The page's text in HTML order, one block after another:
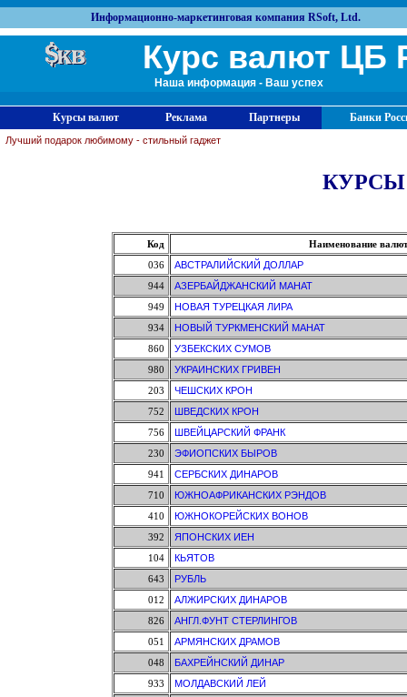
Информационно-маркетинговая компания RSoft, Ltd.
Курс валют ЦБ
Наша информация - Ваш успех
Курсы валют Реклама Партнеры Банки
Лучший подарок любимому - стильный гаджет
Код
Наименование
036
АВСТРАЛИЙСКИЙ ДОЛЛАР
944
АЗЕРБАЙДЖАНСКИЙ МАНАТ
949
НОВАЯ ТУРЕЦКАЯ ЛИРА
934
НОВЫЙ ТУРКМЕНСКИЙ МАНАТ
860
УЗБЕКСКИХ СУМОВ
980
УКРАИНСКИХ ГРИВЕН
203
ЧЕШСКИХ КРОН
752
ШВЕДСКИХ КРОН
756
ШВЕЙЦАРСКИЙ ФРАНК
230
ЭФИОПСКИХ БЫРОВ
941
СЕРБСКИХ ДИНАРОВ
710
ЮЖНОАФРИКАНСКИХ РЭНДОВ
410
ЮЖНОКОРЕЙСКИХ ВОНОВ
392
ЯПОНСКИХ ИЕН
104
КЬЯТОВ
643
РУБЛЬ
012
АЛЖИРСКИХ ДИНАРОВ
826
АНГЛ.ФУНТ СТЕРЛИНГОВ
051
АРМЯНСКИХ ДРАМОВ
048
БАХРЕЙНСКИЙ ДИНАР
933
МОЛДАВСКИЙ ЛЕЙ